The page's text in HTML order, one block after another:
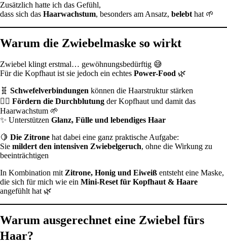
Zusätzlich hatte ich das Gefühl,
dass sich das Haarwachstum, besonders am Ansatz, belebt hat 🌱
Warum die Zwiebelmaske so wirkt
Zwiebel klingt erstmal… gewöhnungsbedürftig 😅
Für die Kopfhaut ist sie jedoch ein echtes Power-Food 🌿
🧬 Schwefelverbindungen können die Haarstruktur stärken
💆‍♀️ Fördern die Durchblutung der Kopfhaut und damit das
Haarwachstum 🌱
✨ Unterstützen Glanz, Fülle und lebendiges Haar
🍋 Die Zitrone hat dabei eine ganz praktische Aufgabe:
Sie mildert den intensiven Zwiebelgeruch, ohne die Wirkung zu
beeinträchtigen
In Kombination mit Zitrone, Honig und Eiweiß entsteht eine Maske,
die sich für mich wie ein Mini-Reset für Kopfhaut & Haare
angefühlt hat 🌿
Warum ausgerechnet eine Zwiebel fürs
Haar?